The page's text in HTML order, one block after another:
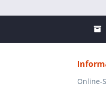
Online-